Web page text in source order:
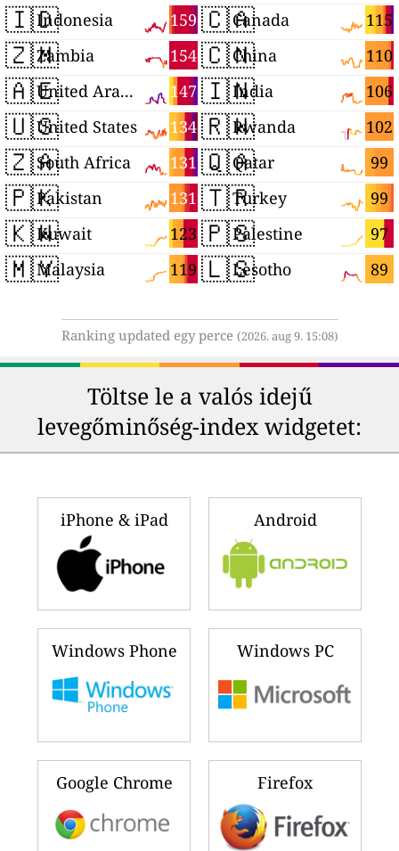
🇮🇩 159
Indonesia
🇿🇲 154
Zambia
🇦🇪 147
United Arab Emirates
🇺🇸 134
United States
🇿🇦 131
South Africa
🇵🇰 131
Pakistan
🇰🇼 123
Kuwait
🇲🇾 119
Malaysia
🇨🇦 115
Canada
🇨🇳 110
China
🇮🇳 106
India
🇷🇼 102
Rwanda
🇶🇦 99
Qatar
🇹🇷 99
Turkey
🇵🇸 97
Palestine
🇱🇸 89
Lesotho
Ranking updated egy perce (2026. aug 9. 15:08)
Töltse le a valós idejű
levegőminőség-index widgetet:
iPhone & iPad Android
Windows Phone Windows PC
Google Chrome Firefox